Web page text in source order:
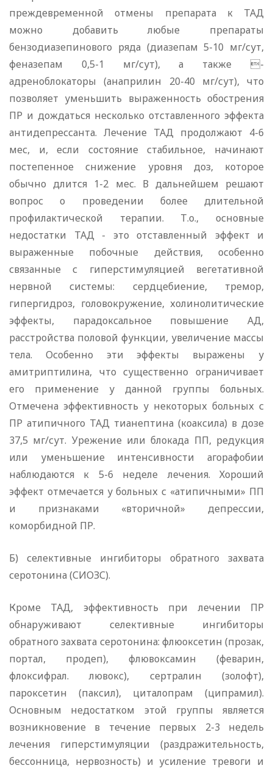
преждевременной отмены препарата к ТАД
можно добавить любые препараты
бензодиазепинового ряда (диазепам 5-10 мг/сут,
феназепам 0,5-1 мг/сут), а также -
адреноблокаторы (анаприлин 20-40 мг/сут), что
позволяет уменьшить выраженность обострения
ПР и дождаться несколько отставленного эффекта
антидепрессанта. Лечение ТАД продолжают 4-6
мес, и, если состояние стабильное, начинают
постепенное снижение уровня доз, которое
обычно длится 1-2 мес. В дальнейшем решают
вопрос о проведении более длительной
профилактической терапии. Т.о., основные
недостатки ТАД - это отставленный эффект и
выраженные побочные действия, особенно
связанные с гиперстимуляцией вегетативной
нервной системы: сердцебиение, тремор,
гипергидроз, головокружение, холинолитические
эффекты, парадоксальное повышение АД,
расстройства половой функции, увеличение массы
тела. Особенно эти эффекты выражены у
амитриптилина, что существенно ограничивает
его применение у данной группы больных.
Отмечена эффективность у некоторых больных с
ПР атипичного ТАД тианептина (коаксила) в дозе
37,5 мг/сут. Урежение или блокада ПП, редукция
или уменьшение интенсивности агорафобии
наблюдаются к 5-6 неделе лечения. Хороший
эффект отмечается у больных с «атипичными» ПП
и признаками «вторичной» депрессии,
коморбидной ПР.
Б) селективные ингибиторы обратного захвата
серотонина (СИОЗС).
Кроме ТАД, эффективность при лечении ПР
обнаруживают селективные ингибиторы
обратного захвата серотонина: флюоксетин (прозак,
портал, продеп), флювоксамин (феварин,
флоксифрал. лювокс), сертралин (золофт),
пароксетин (паксил), циталопрам (ципрамил).
Основным недостатком этой группы является
возникновение в течение первых 2-3 недель
лечения гиперстимуляции (раздражительность,
бессонница, нервозность) и усиление тревоги и